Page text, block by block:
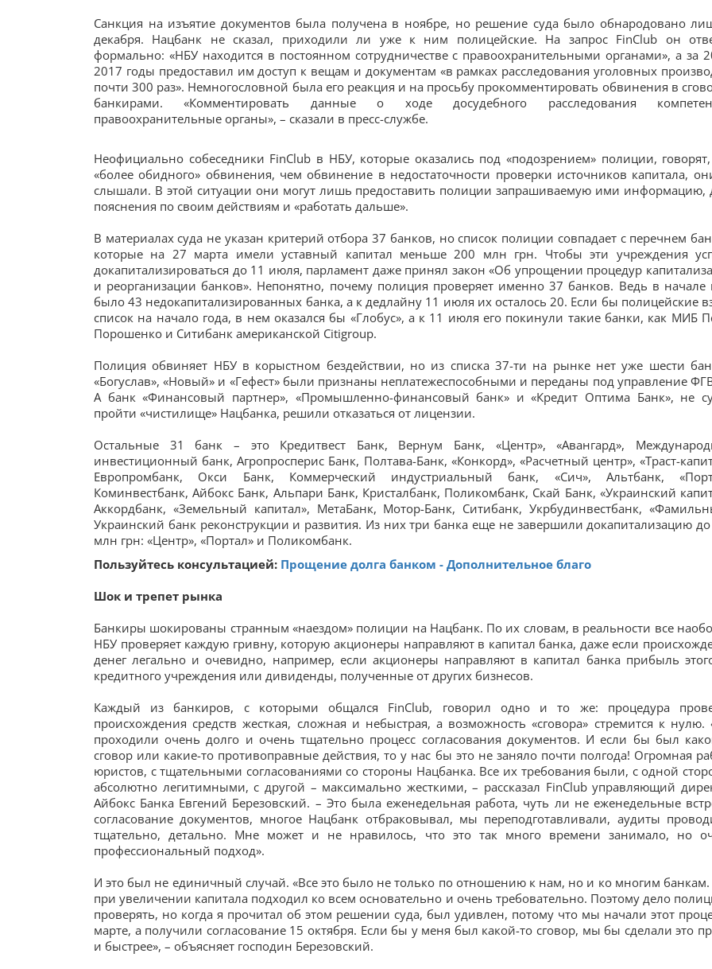
Санкция на изъятие документов была получена в ноябре, но решение суда было обнародовано
декабря. Нацбанк не сказал, приходили ли уже к ним полицейские. На запрос FinClub он
формально: «НБУ находится в постоянном сотрудничестве с правоохранительными органами», а за
2017 годы предоставил им доступ к вещам и документам «в рамках расследования уголовных
почти 300 раз». Немногословной была его реакция и на просьбу прокомментировать обвинения в
банкирами. «Комментировать данные о ходе досудебного расследования
правоохранительные органы», – сказали в пресс-службе.
Неофициально собеседники FinClub в НБУ, которые оказались под «подозрением» полиции,
«более обидного» обвинения, чем обвинение в недостаточности проверки источников капитала,
слышали. В этой ситуации они могут лишь предоставить полиции запрашиваемую ими информацию,
пояснения по своим действиям и «работать дальше».
В материалах суда не указан критерий отбора 37 банков, но список полиции совпадает с перечнем
которые на 27 марта имели уставный капитал меньше 200 млн грн. Чтобы эти учреждения
докапитализироваться до 11 июля, парламент даже принял закон «Об упрощении процедур
и реорганизации банков». Непонятно, почему полиция проверяет именно 37 банков. Ведь в начале
было 43 недокапитализированных банка, а к дедлайну 11 июля их осталось 20. Если бы полицейские
список на начало года, в нем оказался бы «Глобус», а к 11 июля его покинули такие банки, как МИБ
Порошенко и Ситибанк американской Citigroup.
Полиция обвиняет НБУ в корыстном бездействии, но из списка 37-ти на рынке нет уже шести
«Богуслав», «Новый» и «Гефест» были признаны неплатежеспособными и переданы под управление
А банк «Финансовый партнер», «Промышленно-финансовый банк» и «Кредит Оптима Банк», не
пройти «чистилище» Нацбанка, решили отказаться от лицензии.
Остальные 31 банк – это Кредитвест Банк, Вернум Банк, «Центр», «Авангард»,
инвестиционный банк, Агропросперис Банк, Полтава-Банк, «Конкорд», «Расчетный центр», «Траст-
Европромбанк, Окси Банк, Коммерческий индустриальный банк, «Сич», Альтбанк,
Коминвестбанк, Айбокс Банк, Альпари Банк, Кристалбанк, Поликомбанк, Скай Банк, «Украинский
Аккордбанк, «Земельный капитал», МетаБанк, Мотор-Банк, Ситибанк, Укрбудинвестбанк,
Украинский банк реконструкции и развития. Из них три банка еще не завершили докапитализацию
млн грн: «Центр», «Портал» и Поликомбанк.
Пользуйтесь консультацией: Прощение долга банком - Дополнительное благо
Шок и трепет рынка
Банкиры шокированы странным «наездом» полиции на Нацбанк. По их словам, в реальности все
НБУ проверяет каждую гривну, которую акционеры направляют в капитал банка, даже если
денег легально и очевидно, например, если акционеры направляют в капитал банка прибыль
кредитного учреждения или дивиденды, полученные от других бизнесов.
Каждый из банкиров, с которыми общался FinClub, говорил одно и то же: процедура
происхождения средств жесткая, сложная и небыстрая, а возможность «сговора» стремится к
проходили очень долго и очень тщательно процесс согласования документов. И если бы был
сговор или какие-то противоправные действия, то у нас бы это не заняло почти полгода! Огромная
юристов, с тщательными согласованиями со стороны Нацбанка. Все их требования были, с одной
абсолютно легитимными, с другой – максимально жесткими, – рассказал FinClub управляющий
Айбокс Банка Евгений Березовский. – Это была еженедельная работа, чуть ли не еженедельные
согласование документов, многое Нацбанк отбраковывал, мы переподготавливали, аудиты
тщательно, детально. Мне может и не нравилось, что это так много времени занимало, но
профессиональный подход».
И это был не единичный случай. «Все это было не только по отношению к нам, но и ко многим
при увеличении капитала подходил ко всем основательно и очень требовательно. Поэтому дело
проверять, но когда я прочитал об этом решении суда, был удивлен, потому что мы начали этот
марте, а получили согласование 15 октября. Если бы у меня был какой-то сговор, мы бы сделали это
и быстрее», – объясняет господин Березовский.